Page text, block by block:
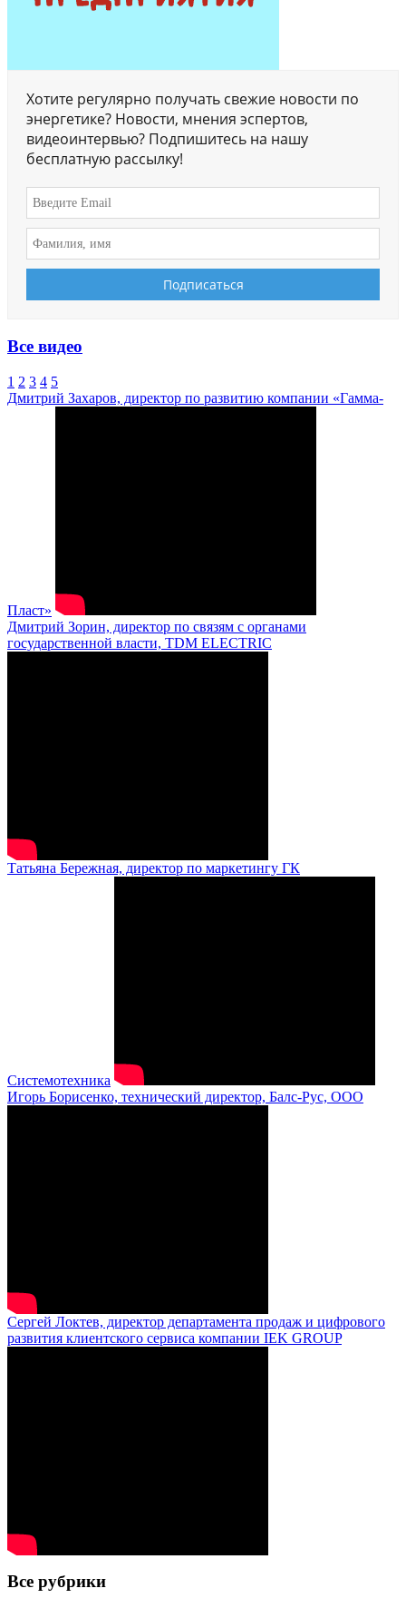
Хотите регулярно получать свежие новости по
энергетике? Новости, мнения эспертов,
видеоинтервью? Подпишитесь на нашу
бесплатную рассылку!
Все видео
1 2 3 4 5
Дмитрий Захаров, директор по развитию компании «Гамма-
Пласт»
Дмитрий Зорин, директор по связям с органами
государственной власти, TDM ELECTRIC
Татьяна Бережная, директор по маркетингу ГК
Системотехника
Игорь Борисенко, технический директор, Балс-Рус, ООО
Сергей Локтев, директор департамента продаж и цифрового
развития клиентского сервиса компании IEK GROUP
Все рубрики